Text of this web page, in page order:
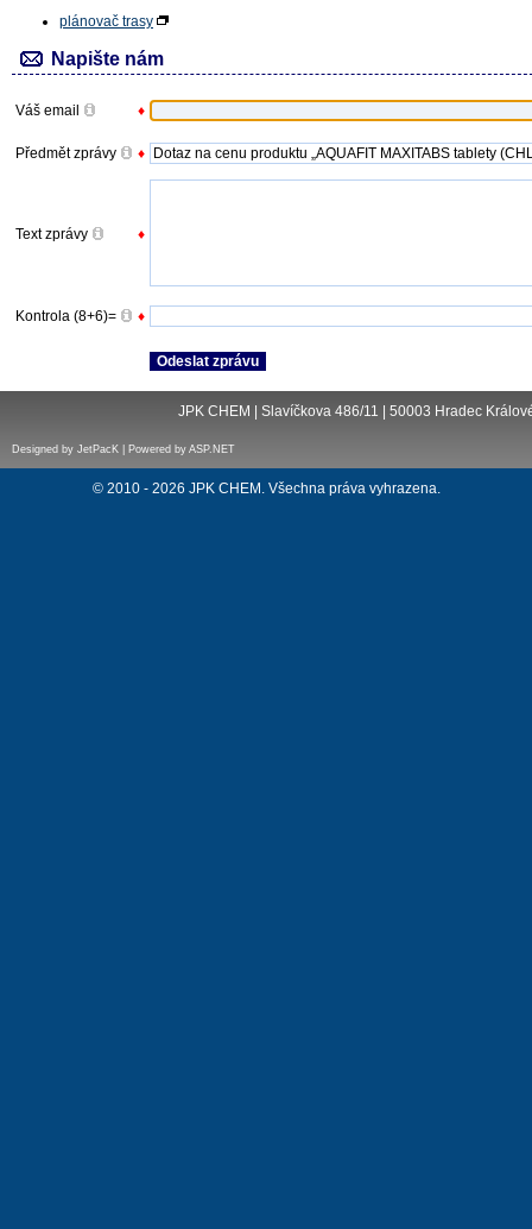
plánovač trasy
Napište nám
Váš email ♦
Předmět zprávy ♦
Text zprávy ♦
Kontrola (8+6)= ♦
JPK CHEM | Slavíčkova 486/11 | 50003 Hradec
Designed by JetPacK | Powered by ASP.NET
© 2010 - 2026 JPK CHEM. Všechna práva vyhrazena.